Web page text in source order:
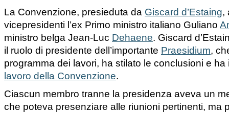
La Convenzione, presieduta da Giscard d’Estaing,
vicepresidenti l’ex Primo ministro italiano Guliano
ministro belga Jean-Luc Dehaene. Giscard
il ruolo di presidente dell’importante Praesidium,
programma dei lavori, ha stilato le conclusioni e
lavoro della Convenzione.
Ciascun membro tranne la presidenza aveva un
che poteva presenziare alle riunioni pertinenti, ma